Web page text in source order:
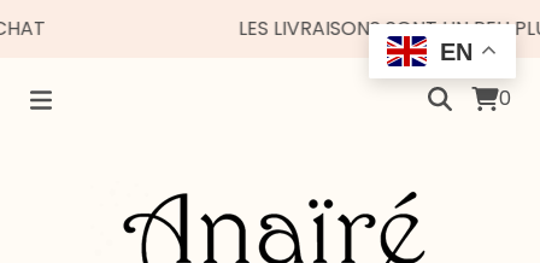
LES LIVRAISONS SONT UN PEU
0
EN